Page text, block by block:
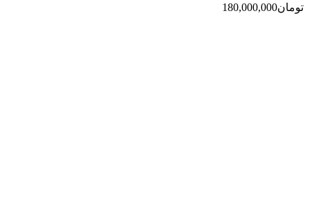
تومان180,000,000